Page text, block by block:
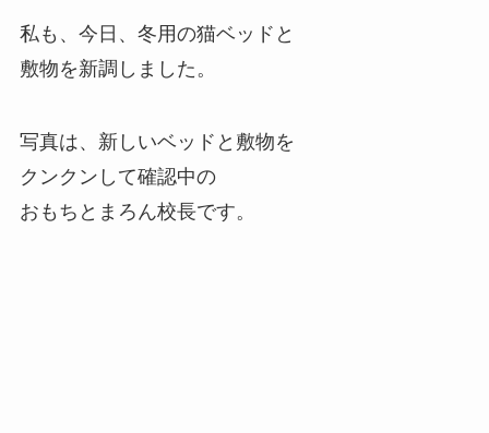
私も、今日、冬用の猫ベッドと
敷物を新調しました。
写真は、新しいベッドと敷物を
クンクンして確認中の
おもちとまろん校長です。